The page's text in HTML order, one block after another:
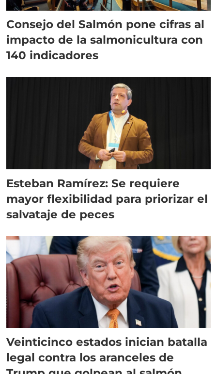
Consejo del Salmón pone cifras al
impacto de la salmonicultura con
140 indicadores
Esteban Ramírez: Se requiere
mayor flexibilidad para priorizar el
salvataje de peces
Veinticinco estados inician batalla
legal contra los aranceles de